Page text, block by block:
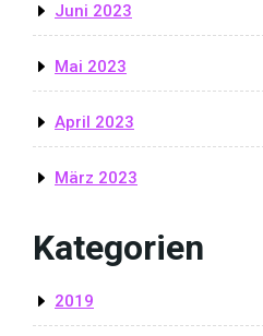
Juni 2023
Mai 2023
April 2023
März 2023
Kategorien
2019